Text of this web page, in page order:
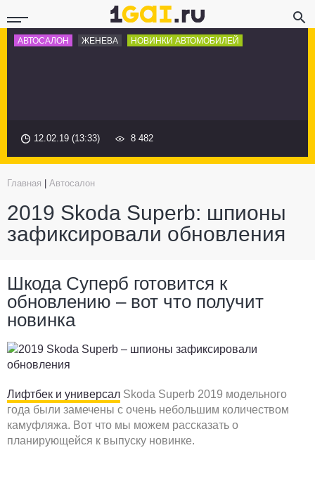
АВТОСАЛОН ЖЕНЕВА НОВИНКИ АВТОМОБИЛЕЙ
12.02.19 (13:33) 8 482
Главная Автосалон
2019 Skoda Superb: шпионы
зафиксировали обновления
Шкода Суперб готовится к
обновлению – вот что получит
новинка
Лифтбек и универсал Skoda Superb 2019 модельного
года были замечены с очень небольшим количеством
камуфляжа. Вот что мы можем рассказать о
планирующейся к выпуску новинке.